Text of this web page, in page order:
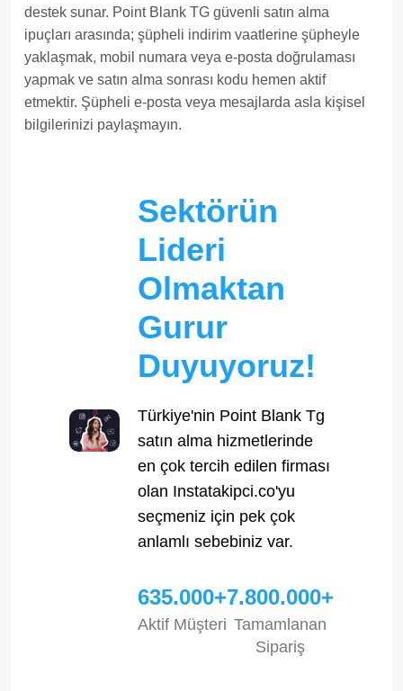
destek sunar. Point Blank TG güvenli satın alma
ipuçları arasında; şüpheli indirim vaatlerine şüpheyle
yaklaşmak, mobil numara veya e-posta doğrulaması
yapmak ve satın alma sonrası kodu hemen aktif
etmektir. Şüpheli e-posta veya mesajlarda asla kişisel
bilgilerinizi paylaşmayın.
Sektörün
Lideri
Olmaktan
Gurur
Duyuyoruz!
Türkiye'nin Point Blank Tg
satın alma hizmetlerinde
en çok tercih edilen firması
olan Instatakipci.co'yu
seçmeniz için pek çok
anlamlı sebebiniz var.
635.000+
Aktif Müşteri
7.800.000+
Tamamlanan
Sipariş